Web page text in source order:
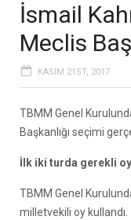
İsmail
Meclis
KASIM 21ST, 2017
TBMM Genel
Başkanlığı seçimi
İlk iki turda gerekli
TBMM Genel
milletvekili oy kullandı.